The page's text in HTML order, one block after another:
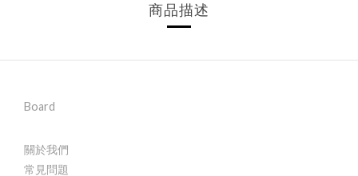
商品描述
Board
關於我們
常見問題